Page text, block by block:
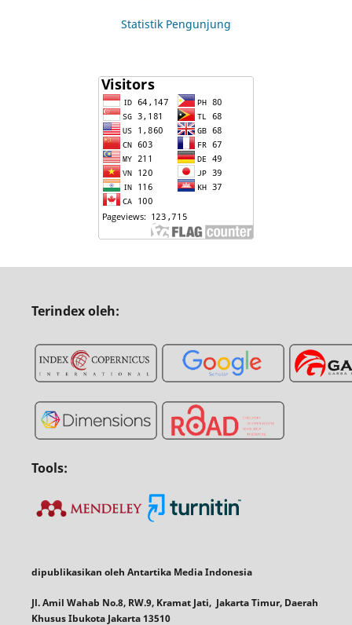
Statistik Pengunjung
Terindex oleh:
Tools:
dipublikasikan oleh Antartika Media Indonesia
Jl. Amil Wahab No.8, RW.9, Kramat Jati, Jakarta Timur, Daerah
Khusus Ibukota Jakarta 13510